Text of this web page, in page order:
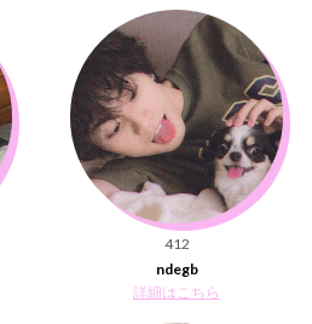
412
ndegb
詳細はこちら